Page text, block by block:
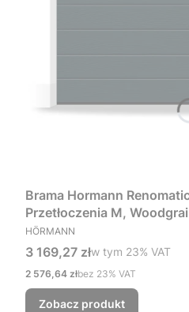
Brama Hormann
Przetłoczenia M,
RAL 7016 + Prowadzenie Z
PRODUCENT
HÖRMANN
Cena brutto
3 169,27 złw tym %s VAT
w tym 23% VAT
Cena netto
2 576,64 złbez 23% VAT
Zobacz produkt